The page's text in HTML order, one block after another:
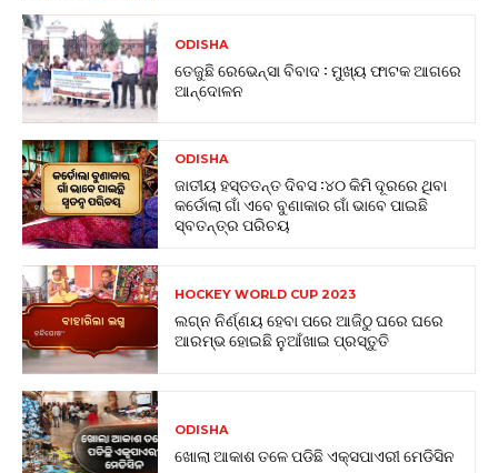
ODISHA
ତେଜୁଛି ରେଭେନ୍ସା ବିବାଦ : ମୁଖ୍ୟ ଫାଟକ ଆଗରେ
ଆନ୍ଦୋଳନ
ODISHA
ଜାତୀୟ ହସ୍ତତନ୍ତ ଦିବସ :୪୦ କିମି ଦୂରରେ ଥିବା
କର୍ଡୋଲା ଗାଁ ଏବେ ବୁଣାକାର ଗାଁ ଭାବେ ପାଇଛି
ସ୍ବତନ୍ତ୍ର ପରିଚୟ
HOCKEY WORLD CUP 2023
ଲଗ୍ନ ନିର୍ଣ୍ଣୟ ହେବା ପରେ ଆଜିଠୁ ଘରେ ଘରେ
ଆରମ୍ଭ ହୋଇଛି ନୁଆଁଖାଇ ପ୍ରସ୍ତୁତି
ODISHA
ଖୋଲା ଆକାଶ ତଳେ ପଡିଛି ଏକ୍ସପାଏରୀ ମେଡିସିନ